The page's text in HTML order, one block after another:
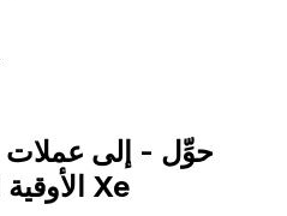
الأوقية الموريتانية | إكس إي Xe